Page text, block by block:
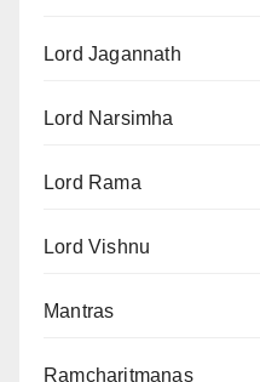
Lord Jagannath
Lord Narsimha
Lord Rama
Lord Vishnu
Mantras
Ramcharitmanas